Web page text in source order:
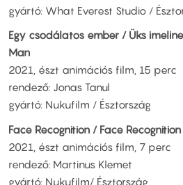
gyártó: What Everest Studio /
Egy csodálatos ember / Üks
Man
2021, észt animációs film, 15 perc
rendező: Jonas Tanul
gyártó: Nukufilm / Észtország
Face Recognition / Face
2021, észt animációs film, 7 perc
rendező: Martinus Klemet
gyártó: Nukufilm/ Észtország